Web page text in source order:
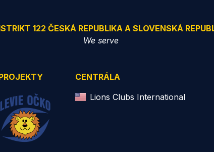
122 ČESKÁ REPUBLIKA A SLOVENSKÁ
We serve
CENTRÁLA
Lions Clubs International